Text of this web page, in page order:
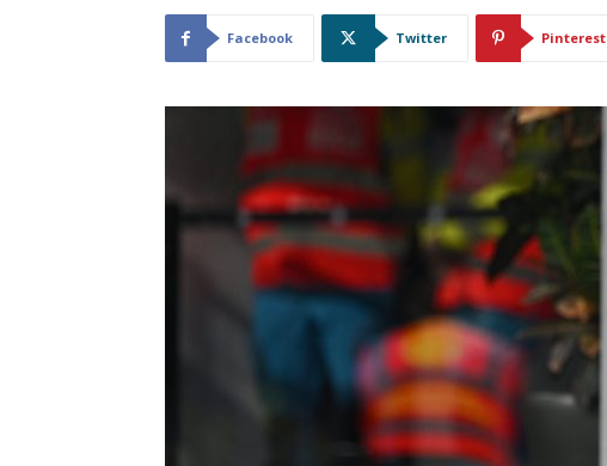
Facebook Twitter Pinterest